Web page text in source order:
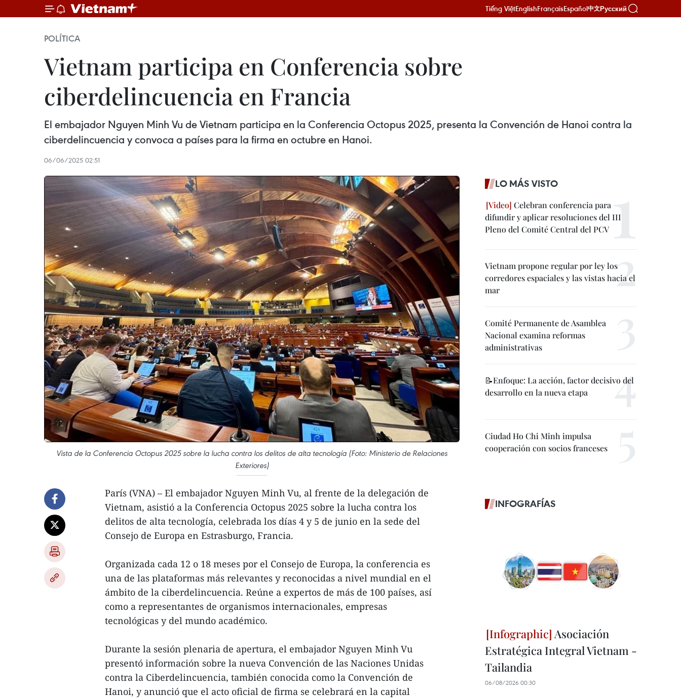
Tiếng ViệtEnglishFrançaisEspañol中文Русский
POLÍTICA
Vietnam participa en Conferencia sobre
ciberdelincuencia en Francia
El embajador Nguyen Minh Vu de Vietnam participa en la Conferencia Octopus 2025, presenta la Convención de Hanoi contra la
ciberdelincuencia y convoca a países para la firma en octubre en Hanoi.
06/06/2025 02:51
Vista de la Conferencia Octopus 2025 sobre la lucha contra los delitos de alta tecnología (Foto: Ministerio de Relaciones
Exteriores)
París (VNA) – El embajador Nguyen Minh Vu, al frente de la delegación de
Vietnam, asistió a la Conferencia Octopus 2025 sobre la lucha contra los
delitos de alta tecnología, celebrada los días 4 y 5 de junio en la sede del
Consejo de Europa en Estrasburgo, Francia.
Organizada cada 12 o 18 meses por el Consejo de Europa, la conferencia es
una de las plataformas más relevantes y reconocidas a nivel mundial en el
ámbito de la ciberdelincuencia. Reúne a expertos de más de 100 países, así
como a representantes de organismos internacionales, empresas
tecnológicas y del mundo académico.
Durante la sesión plenaria de apertura, el embajador Nguyen Minh Vu
presentó información sobre la nueva Convención de las Naciones Unidas
contra la Ciberdelincuencia, también conocida como la Convención de
Hanoi, y anunció que el acto oficial de firma se celebrará en la capital
LO MÁS VISTO
Celebran conferencia para
difundir y aplicar resoluciones del III
Pleno del Comité Central del PCV
Vietnam propone regular por ley los
corredores espaciales y las vistas hacia el
mar
Comité Permanente de Asamblea
Nacional examina reformas
administrativas
📝Enfoque: La acción, factor decisivo del
desarrollo en la nueva etapa
Ciudad Ho Chi Minh impulsa
cooperación con socios franceses
INFOGRAFÍAS
Asociación
Estratégica Integral Vietnam -
Tailandia
06/08/2026 00:30